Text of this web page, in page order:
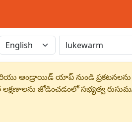
ఆండ్రాయిడ్ యాప్ నుండి
జోడించడంలో సభ్యత్వ